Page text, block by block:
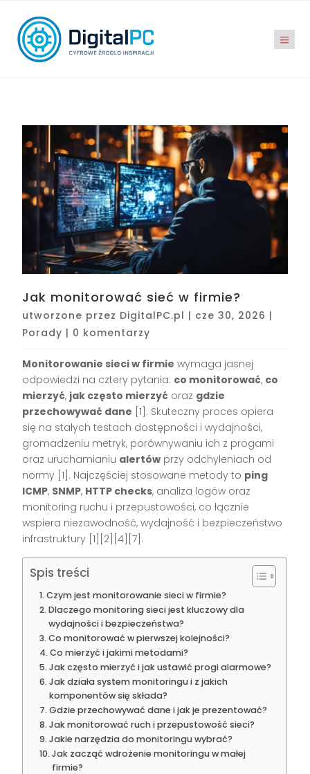
Jak monitorować sieć w firmie?
utworzone przez DigitalPC.pl | cze 30, 2026 |
Porady | 0 komentarzy
Monitorowanie sieci w firmie wymaga jasnej
odpowiedzi na cztery pytania: co monitorować, co
mierzyć, jak często mierzyć oraz gdzie
przechowywać dane [1]. Skuteczny proces opiera
się na stałych testach dostępności i wydajności,
gromadzeniu metryk, porównywaniu ich z progami
oraz uruchamianiu alertów przy odchyleniach od
normy [1]. Najczęściej stosowane metody to ping
ICMP, SNMP, HTTP checks, analiza logów oraz
monitoring ruchu i przepustowości, co łącznie
wspiera niezawodność, wydajność i bezpieczeństwo
infrastruktury [1][2][4][7].
Spis treści
Czym jest monitorowanie sieci w firmie?
Dlaczego monitoring sieci jest kluczowy dla
wydajności i bezpieczeństwa?
Co monitorować w pierwszej kolejności?
Co mierzyć i jakimi metodami?
Jak często mierzyć i jak ustawić progi alarmowe?
Jak działa system monitoringu i z jakich
komponentów się składa?
Gdzie przechowywać dane i jak je prezentować?
Jak monitorować ruch i przepustowość sieci?
Jakie narzędzia do monitoringu wybrać?
Jak zacząć wdrożenie monitoringu w małej
firmie?